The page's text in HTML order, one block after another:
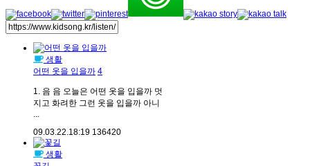
생활
어떤 옷을 입을까 4
1. 음 음 오늘은 어떤 옷을 입을까 멋
지고 화려한 그런 옷을 입을까 아니
...
09.03.22.18:19 136420
생활